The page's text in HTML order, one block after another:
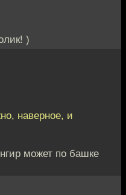
)
наверное, и
может по башке